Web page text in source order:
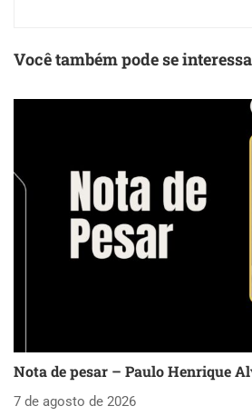
Você também pode se
Nota de pesar – Paulo Henrique
7 de agosto de 2026